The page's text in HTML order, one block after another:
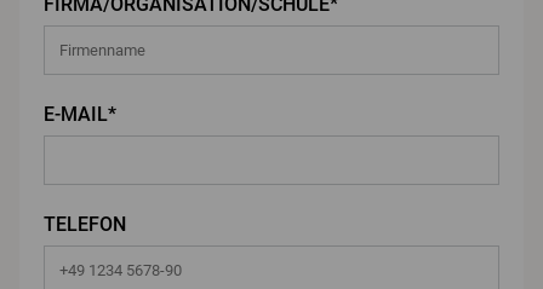
E-MAIL*
TELEFON